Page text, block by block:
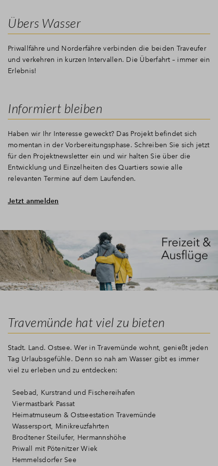
Übers Wasser
Priwallfähre und Norderfähre verbinden die beiden Traveufer
und verkehren in kurzen Intervallen. Die Überfahrt – immer ein
Erlebnis!
Informiert bleiben
Haben wir Ihr Interesse geweckt? Das Projekt befindet sich
momentan in der Vorbereitungsphase. Schreiben Sie sich jetzt
für den Projektnewsletter ein und wir halten Sie über die
Entwicklung und Einzelheiten des Quartiers sowie alle
relevanten Termine auf dem Laufenden.
Jetzt anmelden
Travemünde hat viel zu bieten
Stadt. Land. Ostsee. Wer in Travemünde wohnt, genießt jeden
Tag Urlaubsgefühle. Denn so nah am Wasser gibt es immer
viel zu erleben und zu entdecken:
Seebad, Kurstrand und Fischereihafen
Viermastbark Passat
Heimatmuseum & Ostseestation Travemünde
Wassersport, Minikreuzfahrten
Brodtener Steilufer, Hermannshöhe
Priwall mit Pötenitzer Wiek
Hemmelsdorfer See